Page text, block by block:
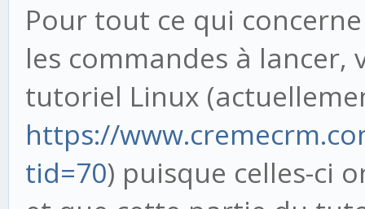
Pour tout ce qui
les commandes à lancer,
tutoriel Linux
https://
tid=70) puisque celles-ci